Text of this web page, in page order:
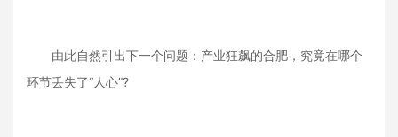
由此自然引出下一个问题：产业狂飙的合肥，究竟在哪个
环节丢失了“人心”?